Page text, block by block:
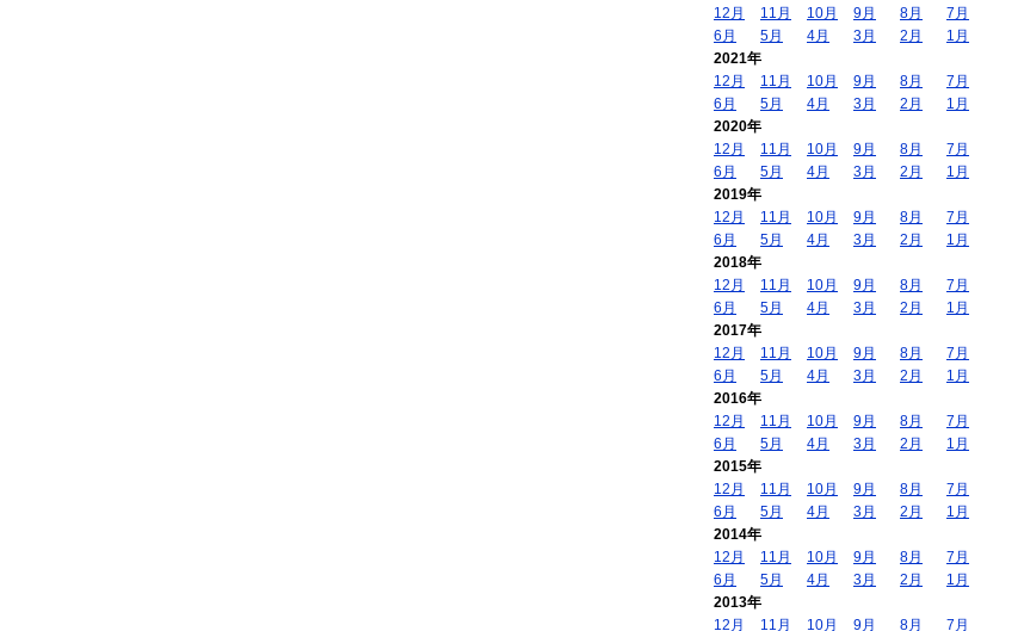
12月
11月 10月 9月 8月
7月
6月
5月 4月 3月 2月
1月
2021年
12月
11月 10月 9月 8月
7月
6月
5月 4月 3月 2月
1月
2020年
12月
11月 10月 9月 8月
7月
6月
5月 4月 3月 2月
1月
2019年
12月
11月 10月 9月 8月
7月
6月
5月 4月 3月 2月
1月
2018年
12月
11月 10月 9月 8月
7月
6月
5月 4月 3月 2月
1月
2017年
12月
11月 10月 9月 8月
7月
6月
5月 4月 3月 2月
1月
2016年
12月
11月 10月 9月 8月
7月
6月
5月 4月 3月 2月
1月
2015年
12月
11月 10月 9月 8月
7月
6月
5月 4月 3月 2月
1月
2014年
12月
11月 10月 9月 8月
7月
6月
5月 4月 3月 2月
1月
2013年
12月
11月 10月 9月 8月 7月